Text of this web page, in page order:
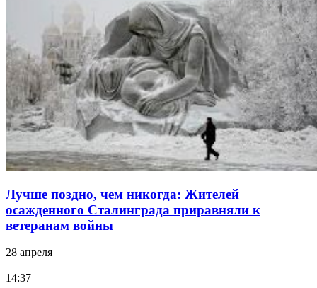
Лучше поздно, чем никогда: Жителей
осажденного Сталинграда приравняли к
ветеранам войны
28 апреля
14:37